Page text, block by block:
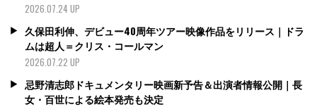
2026.07.24 UP
久保田利伸、デビュー40周年ツアー映像作品をリリース｜ドラ
ムは超人＝クリス・コールマン
2026.07.22 UP
忌野清志郎ドキュメンタリー映画新予告＆出演者情報公開｜長
女・百世による絵本発売も決定